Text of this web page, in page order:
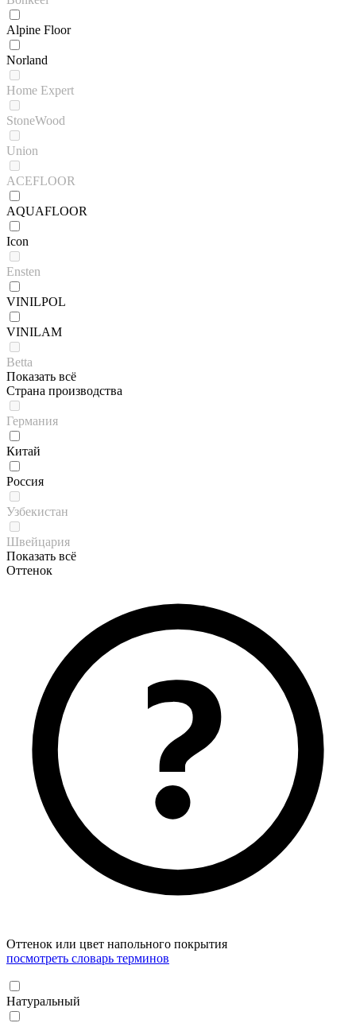
Alpine Floor
Norland
Home Expert
StoneWood
Union
ACEFLOOR
AQUAFLOOR
Icon
Ensten
VINILPOL
VINILAM
Betta
Показать всё
Страна производства
Германия
Китай
Россия
Узбекистан
Швейцария
Показать всё
Оттенок
Оттенок или цвет напольного покрытия
посмотреть словарь терминов
Натуральный